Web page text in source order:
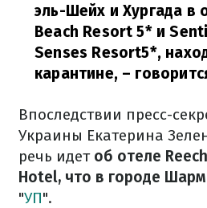
эль-Шейх и Хургада в
Beach Resort 5* и
Senses Resort5*,
карантине, –
Впоследствии пресс-
Украины Екатерина
речь идет об отеле
Hotel, что в городе
"УП".